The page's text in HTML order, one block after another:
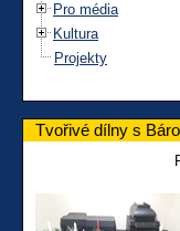
Pro média
Kultura
Projekty
Tvořivé dílny s